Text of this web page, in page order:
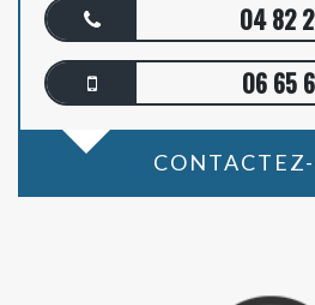
04 82
06 65